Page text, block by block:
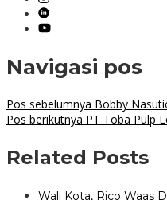
Navigasi pos
Pos sebelumnya Bobby
Pos berikutnya PT Toba Pulp
Related Posts
Wali Kota, Rico Waas